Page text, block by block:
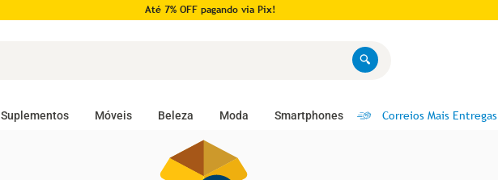
Até 7% OFF pagando via Pix!
Suplementos Móveis Beleza Moda Smartphones Correios Mais Entregas